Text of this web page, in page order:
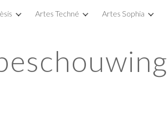
Skip to navigation
Artes Techné Artes Sophia